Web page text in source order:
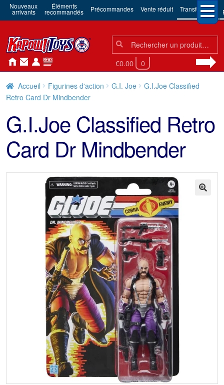
Nouveaux
arrivants
Éléments
recommandés Précommandes Vente réduit Transformers
Chercher:
Chercher
€0.00 0
Accueil Figurines d'action G.I. Joe
G.I.Joe Classified
Retro Card Dr Mindbender
G.I.Joe Classified Retro
Card Dr Mindbender